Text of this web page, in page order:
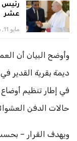
رئيس
عشر
مايو 11, 2026
وأوضح البيان أن
ديمة بقرية القدير
في إطار تنظيم
حالات الدفن
ويهدف القرار –